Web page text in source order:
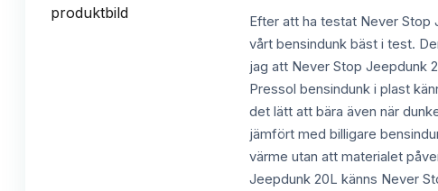
Efter att ha testat Never Stop
vårt bensindunk bäst i test.
jag att Never Stop Jeepdunk
Pressol bensindunk i plast
det lätt att bära även när
jämfört med billigare
värme utan att materialet
Jeepdunk 20L känns Never